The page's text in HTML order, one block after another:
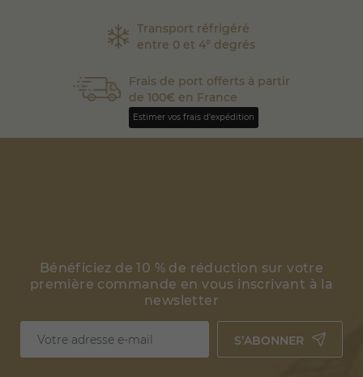
Transport réfrigéré
entre 0 et 4° degrés
Frais de port offerts à partir
de 100€ en France
Estimer vos frais d'expédition
Bénéficiez de 10 % de réduction sur votre
première commande en vous inscrivant à la
newsletter
S’ABONNER